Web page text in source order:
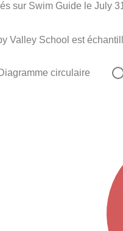
sur Swim Guide le July
Valley School est
circulaire